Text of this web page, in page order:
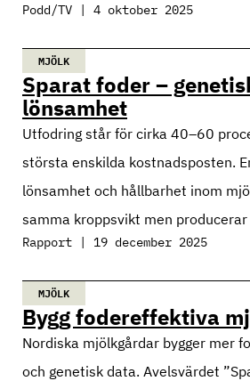
Podd/TV | 4 oktober 2025
MJÖLK
Sparat foder –
lönsamhet
Utfodring står för cirka 40–60
största enskilda kostnadsposten.
lönsamhet och hållbarhet inom
samma kroppsvikt men
Rapport | 19 december 2025
MJÖLK
Bygg fodereffektiva
Nordiska mjölkgårdar bygger mer
och genetisk data. Avelsvärdet